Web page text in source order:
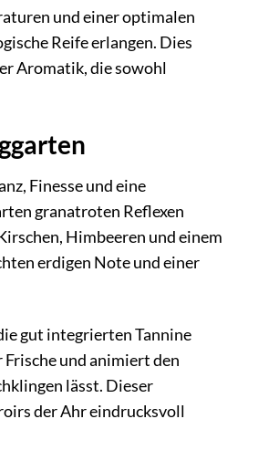
und einer optimalen
Reife erlangen. Dies
Aromatik, die sowohl
Finesse und eine
granatroten Reflexen
Himbeeren und einem
erdigen Note und einer
gut integrierten Tannine
und animiert den
lässt. Dieser
der Ahr eindrucksvoll